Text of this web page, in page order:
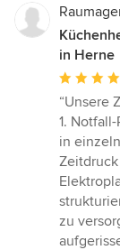
in Herne
5
von
5
Sternen
“Unsere
1.
in
zu